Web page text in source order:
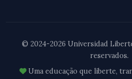
© 2024-2026 Universidad
reservados.
Uma educação que liberte,